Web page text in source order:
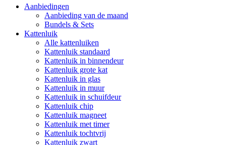
Aanbiedingen
Aanbieding van de maand
Bundels & Sets
Kattenluik
Alle kattenluiken
Kattenluik standaard
Kattenluik in binnendeur
Kattenluik grote kat
Kattenluik in glas
Kattenluik in muur
Kattenluik in schuifdeur
Kattenluik chip
Kattenluik magneet
Kattenluik met timer
Kattenluik tochtvrij
Kattenluik zwart